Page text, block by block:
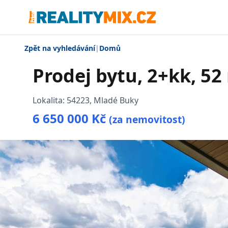
Zpět na vyhledávání| Domů
Prodej bytu, 2+kk, 52
Lokalita: 54223, Mladé Buky
6 650 000 Kč (za nemovitost)